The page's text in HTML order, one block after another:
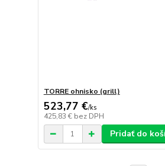
TORRE ohnisko (grill)
523,77 €/ks
425,83 € bez DPH
Pridať do